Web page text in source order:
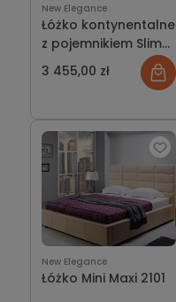
New Elegance
Łóżko kontynentalne
z pojemnikiem Slim
wezgłowie K z
poduszkami New
3 455,00 zł
New Elegance
Łóżko Mini Maxi 2101